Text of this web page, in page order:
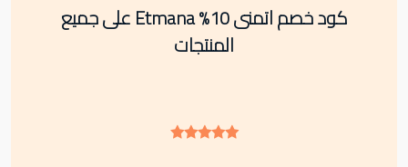
كود خصم اتمنى 10% Etmana على جميع
المنتجات